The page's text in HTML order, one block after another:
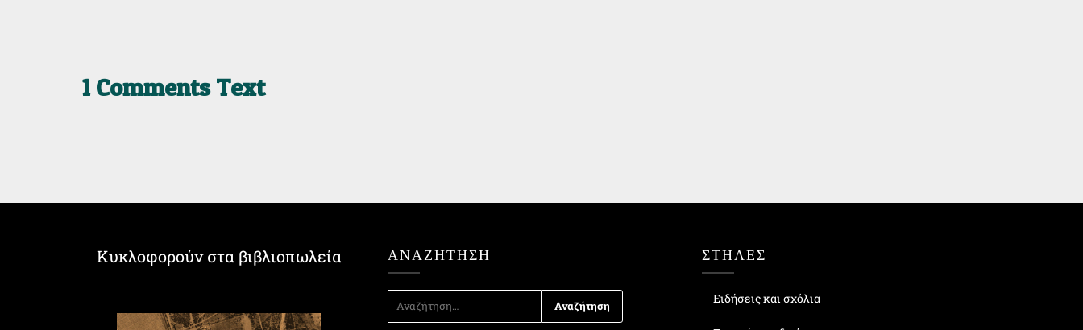
1 Comments Text
Κυκλοφορούν στα βιβλιοπωλεία ΑΝΑΖΉΤΗΣΗ
ΑΝΑΖΉΤΗΣΗ
ΣΤΗΛΕΣ
Ειδήσεις και σχόλια